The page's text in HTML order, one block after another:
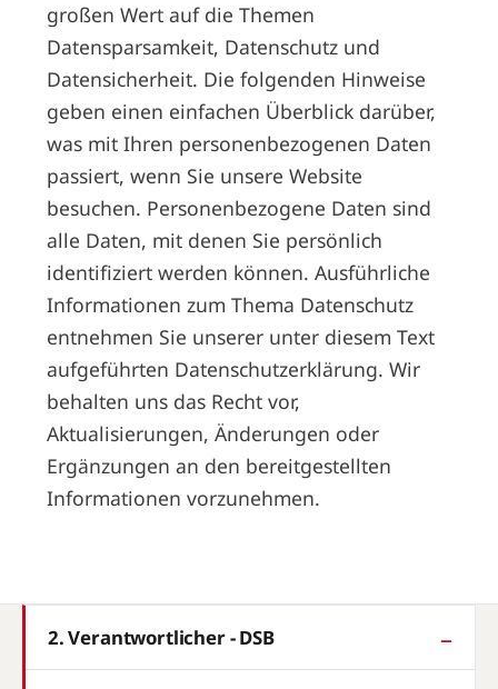
großen Wert auf die Themen
Datensparsamkeit, Datenschutz und
Datensicherheit. Die folgenden Hinweise
geben einen einfachen Überblick darüber,
was mit Ihren personenbezogenen Daten
passiert, wenn Sie unsere Website
besuchen. Personenbezogene Daten sind
alle Daten, mit denen Sie persönlich
identifiziert werden können. Ausführliche
Informationen zum Thema Datenschutz
entnehmen Sie unserer unter diesem Text
aufgeführten Datenschutzerklärung. Wir
behalten uns das Recht vor,
Aktualisierungen, Änderungen oder
Ergänzungen an den bereitgestellten
Informationen vorzunehmen.
2. Verantwortlicher - DSB